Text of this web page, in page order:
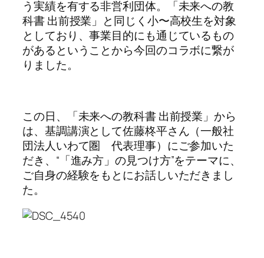
う実績を有する非営利団体。「未来への教
科書 出前授業」と同じく小〜高校生を対象
としており、事業目的にも通じているもの
があるということから今回のコラボに繋が
りました。
この日、「未来への教科書 出前授業」から
は、基調講演として佐藤柊平さん（一般社
団法人いわて圏 代表理事）にご参加いた
だき、“「進み方」の見つけ方”をテーマに、
ご自身の経験をもとにお話しいただきまし
た。